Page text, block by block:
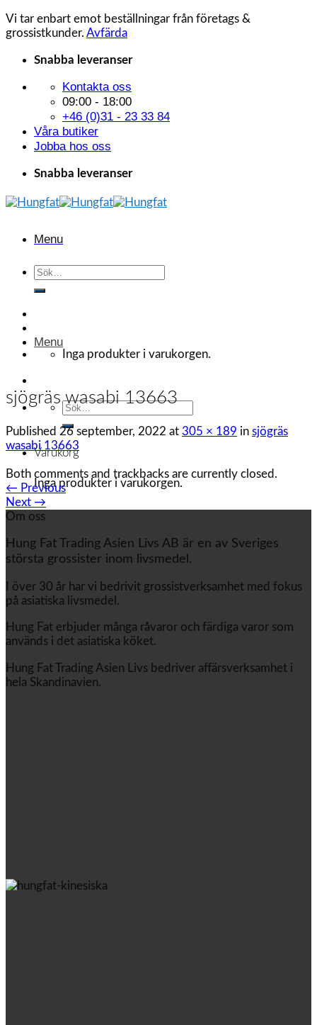
Vi tar enbart emot beställningar från företags &
grossistkunder. Avfärda
Skip
content
Snabba leveranser
Kontakta oss
09:00 - 18:00
+46 (0)31 - 23 33 84
Våra butiker
Jobba hos oss
Snabba leveranser
Menu
Sök
Inga produkter i varukorgen.
Sök
Varukorg
Inga produkter i varukorgen.
Menu
sjögräs wasabi 13663
Published 26 september, 2022 at 305 × 189 in sjögräs
wasabi 13663
Both comments and trackbacks are currently closed.
← Previous
Next →
Om oss
Hung Fat Trading Asien Livs AB är en av Sveriges
största grossister inom livsmedel.
I över 30 år har vi bedrivit grossistverksamhet med fokus
på asiatiska livsmedel.
Hung Fat erbjuder många råvaror och färdiga varor som
används i det asiatiska köket.
Hung Fat Trading Asien Livs bedriver affärsverksamhet i
hela Skandinavien.